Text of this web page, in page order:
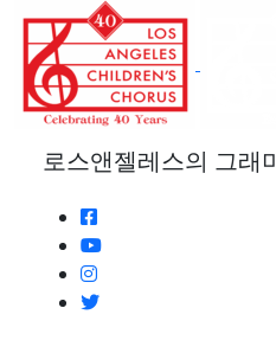
로스앤젤레스의 그래